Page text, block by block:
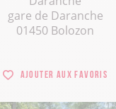
gare de Daranche
01450 Bolozon
Ajouter aux favoris